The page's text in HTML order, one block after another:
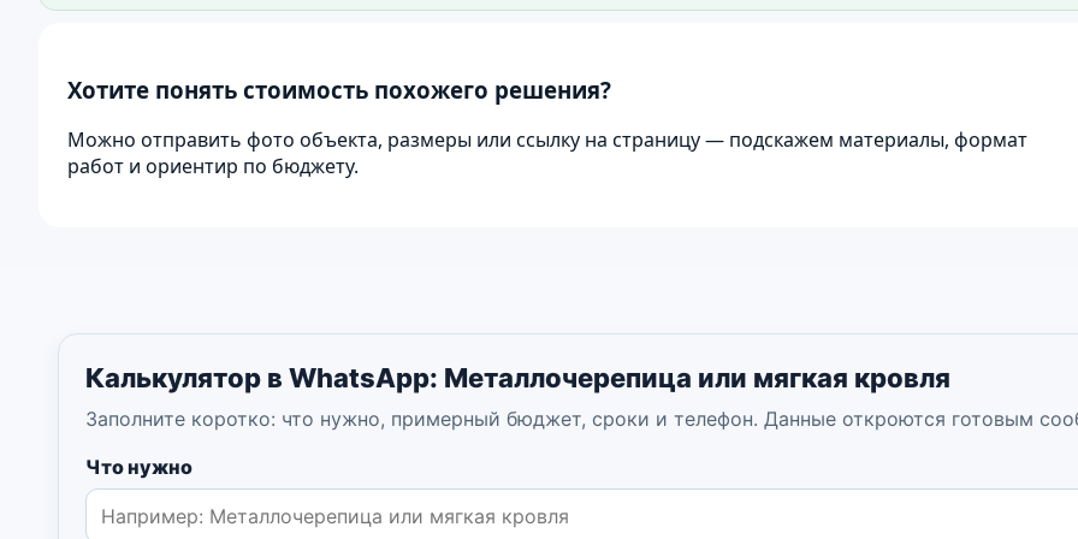
Хотите понять стоимость похожего решения?
Можно отправить фото объекта, размеры или ссылку на страницу — подскажем материалы, формат
работ и ориентир по бюджету.
Калькулятор в WhatsApp: Металлочерепица или мягкая кровля
Заполните коротко: что нужно, примерный бюджет, сроки и телефон. Данные откроются готовым
Что нужно